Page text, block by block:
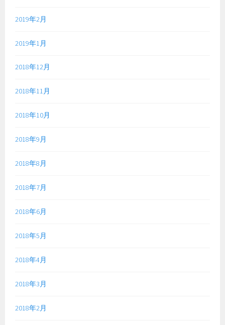
2019年2月
2019年1月
2018年12月
2018年11月
2018年10月
2018年9月
2018年8月
2018年7月
2018年6月
2018年5月
2018年4月
2018年3月
2018年2月